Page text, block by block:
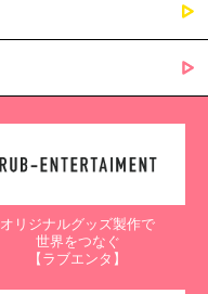
オリジナルグッズ製作で
世界をつなぐ
【ラブエンタ】